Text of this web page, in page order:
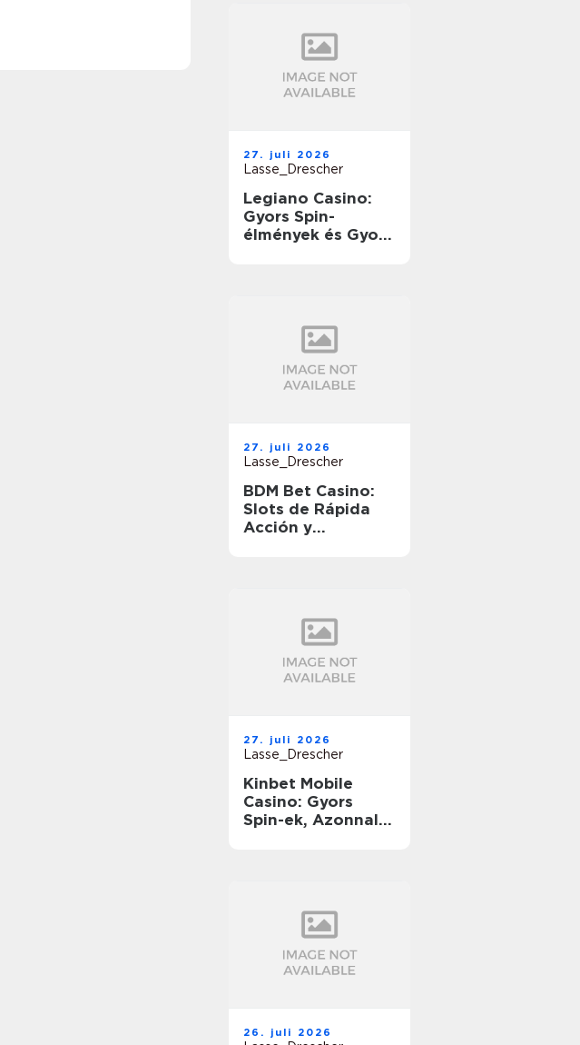
27. juli 2026
Lasse_Drescher
Legiano Casino:
Gyors Spin-
élmények és Gyors
27. juli 2026
Lasse_Drescher
BDM Bet Casino:
Slots de Rápida
Acción y
27. juli 2026
Lasse_Drescher
Kinbet Mobile
Casino: Gyors
Spin-ek, Azonnali
26. juli 2026